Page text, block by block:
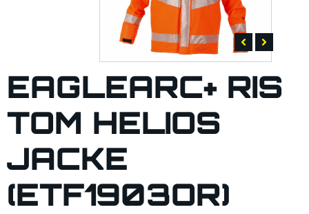
EAGLEARC+ RIS
TOM HELIOS
JACKE
(ETF1903OR)